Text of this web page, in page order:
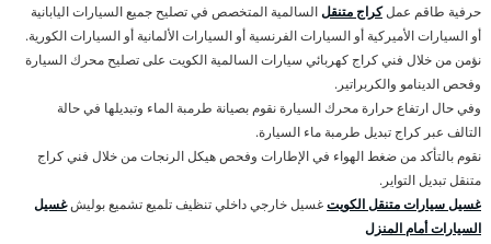
حرفية طاقم عملكراج متنقلالسالمية المتخصص في تصليح جميع السيارات اليابانية
أو السيارات الأميركية أو السيارات الفرنسية أو السيارات الألمانية أو السيارات الكورية.
نؤمن من خلال فني كراج كهربائي سيارات السالمية الكويت على تصليح محرك السيارة
وفحص الدينامو والكربراتير.
وفي حال ارتفاع حرارة محرك السيارة نقوم بصيانة طرمبة الماء وتبديلها في حالة
التالف عبر كراج تبديل طرمبة ماء السيارة.
نقوم بالتأكد من ضغط الهواء في الإطارات وفحص هيكل الرنجات من خلال فني كراج
متنقل تبديل التواير.
غسيل سيارات متنقل الكويتغسيل خارجي داخلي تنظيف تلميع تشميع بوليشغسيل
السيارات أمام المنزل